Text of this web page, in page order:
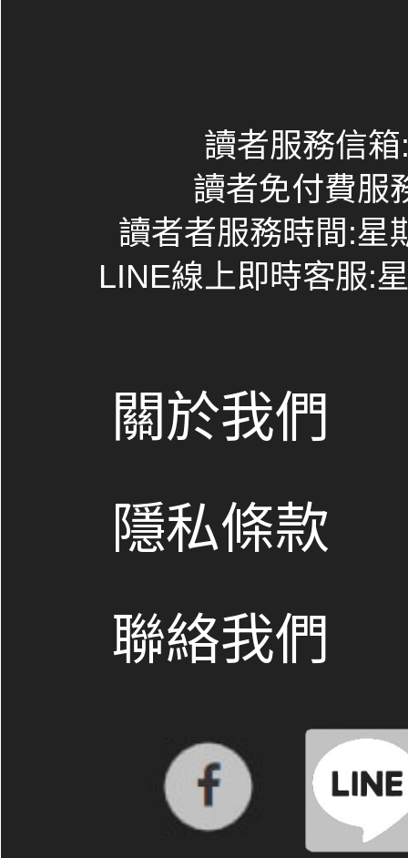
讀者服務信
讀者免付費服
讀者者服務時間:星
LINE線上即時客服:
關於我們
隱私條款
聯絡我們